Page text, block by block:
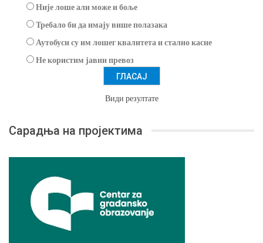
Није лоше али може и боље
Требало би да имају више полазака
Аутобуси су им лошег квалитета и стално касне
Не користим јавни превоз
Види резултате
Сарадња на пројектима